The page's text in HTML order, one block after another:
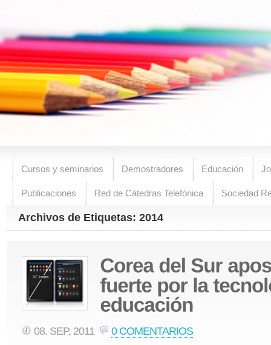
Cursos y seminarios Demostradores Educación
Publicaciones Red de Cátedras Telefónica Sociedad
Archivos de Etiquetas: 2014
08. SEP, 2011 0 COMENTARIOS